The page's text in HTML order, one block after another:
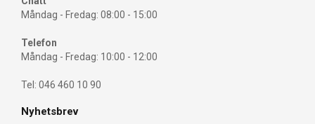
Måndag - Fredag: 08:00 - 15:00
Telefon
Måndag - Fredag: 10:00 - 12:00
Tel: 046 460 10 90
Nyhetsbrev